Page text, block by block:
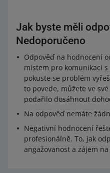
Jak byste měli
Nedoporučeno
Odpověď na hodnocení
místem pro komunikaci
pokuste se problém
to povede, můžete ve
podařilo dosáhnout
Na odpověď nemáte
Negativní hodnocení
profesionálně. To, jak
angažovanost a zájem